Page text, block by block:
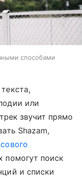
способами
или
звучит прямо
Shazam,
помогут поиск
и списки